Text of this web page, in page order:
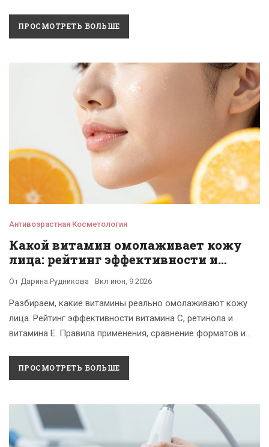
ПРОСМОТРЕТЬ БОЛЬШЕ
Антивозрастная Косметология
Какой витамин омолаживает кожу
лица: рейтинг эффективности и
От Дарина Рудникова Вкл июн, 9 2026
Разбираем, какие витамины реально омолаживают кожу
лица. Рейтинг эффективности витамина С, ретинола и
витамина Е. Правила применения, сравнение форматов и
ПРОСМОТРЕТЬ БОЛЬШЕ